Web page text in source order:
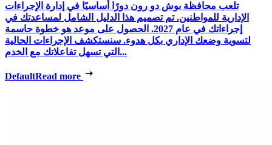
تلعب محافظة بوش دو رون دورًا أساسيًا في إدارة الإجراءات
الإدارية للمواطنين. تم تصميم هذا الدليل الشامل لمساعدتك في
إجراءاتك في عام 2027. الحصول على موعد هو خطوة حاسمة
لتسوية وضعك الإداري بكل هدوء. سنستكشف الإجراءات الحالية
التي تسهل تفاعلاتك مع الخدم...
DefaultRead more